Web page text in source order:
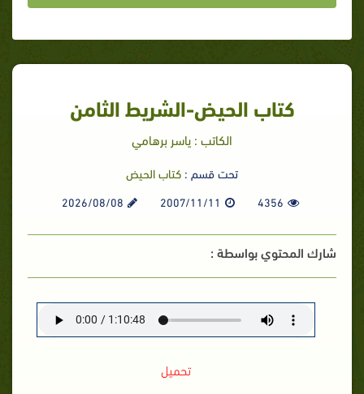
كتاب الحيض-الشريط الثامن
الكاتب : ياسر برهامي
تحت قسم : كتاب الحيض
4356
2007/11/11
2026/08/08
شارك المحتوي بواسطة :
تحميل